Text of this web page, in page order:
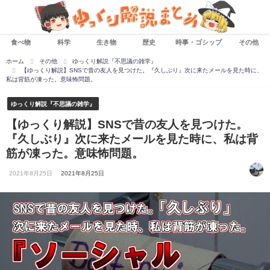
食べ物 科学 生き物 歴史 時事・ゴシップ その他
ホーム その他
ゆっくり解説『不思議の雑学』
【ゆっくり解説】SNSで昔の友人を見つけた。『久しぶり』次に来たメールを見た時に、
私は背筋が凍った。意味怖問題。
ゆっくり解説『不思議の雑学』
【ゆっくり解説】SNSで昔の友人を見つけた。
『久しぶり』次に来たメールを見た時に、私は背
筋が凍った。意味怖問題。
2021年8月25日 2021年8月25日